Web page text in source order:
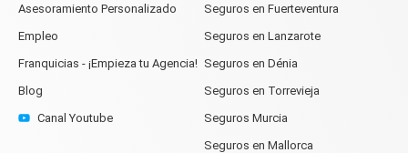
Asesoramiento Personalizado
Empleo
Franquicias - ¡Empieza tu Agencia!
Blog
Canal Youtube
Seguros en Fuerteventura
Seguros en Lanzarote
Seguros en Dénia
Seguros en Torrevieja
Seguros Murcia
Seguros en Mallorca